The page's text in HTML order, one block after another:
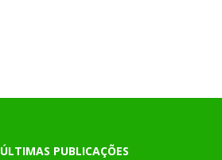
ÚLTIMAS PUBLICAÇÕES